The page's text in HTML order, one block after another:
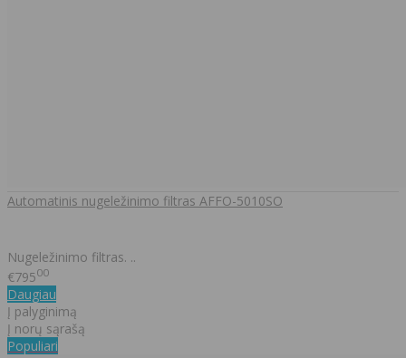
Automatinis nugeležinimo filtras AFFO-5010SO
Nugeležinimo filtras. ..
€79500
Daugiau
Į palyginimą
Į norų sąrašą
Populiari